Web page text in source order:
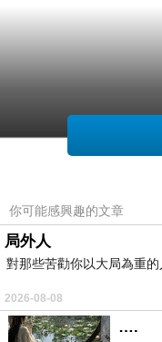
你可能感興趣的文章
局外人
對那些苦勸你以大局為重的
2026-08-08
….